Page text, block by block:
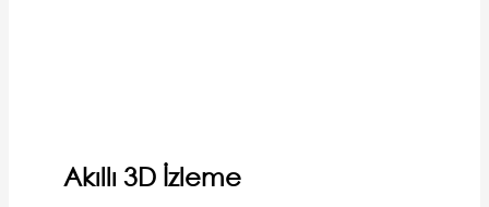
Akıllı 3D İzleme